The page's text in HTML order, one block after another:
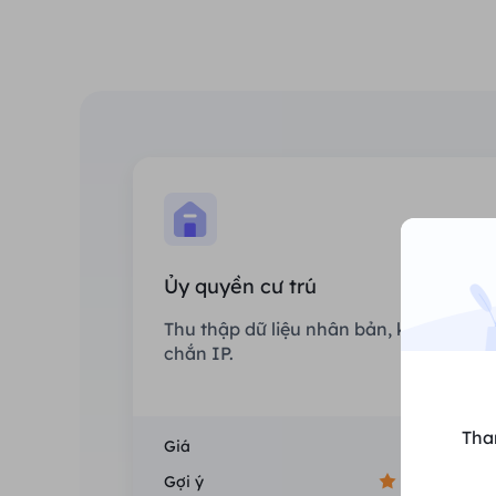
Ủy quyền cư trú
Thu thập dữ liệu nhân bản, không che
chắn IP.
Giá $0/GB
Gợi ý